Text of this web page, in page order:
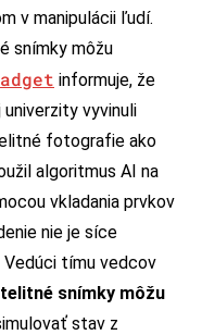
v manipulácii ľudí.
snímky môžu
informuje, že
vyvinuli
fotografie ako
algoritmus AI na
vkladania prvkov
nie je síce
Vedúci tímu vedcov
snímky môžu
stav z